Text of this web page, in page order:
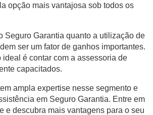
opção mais vantajosa sob todos os
Seguro Garantia quanto a utilização de
ser um fator de ganhos importantes.
ideal é contar com a assessoria de
capacitados.
ampla expertise nesse segmento e
em Seguro Garantia. Entre em
e descubra mais vantagens para o seu